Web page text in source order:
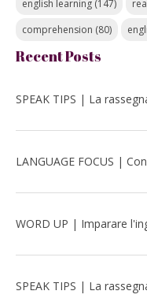
english learning (147)
comprehension (80)
Recent Posts
LANGUAGE FOCUS |